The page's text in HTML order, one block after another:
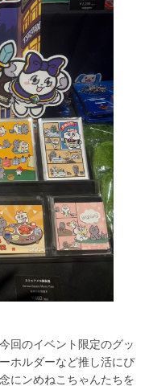
回のイベント限定のグッ
ホルダーなど推し活にぴ
にンめねこちゃんたちを